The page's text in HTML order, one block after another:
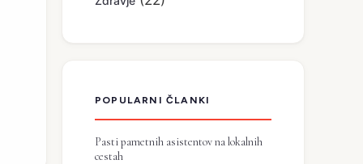
POPULARNI ČLANKI
Pasti pametnih asistentov na lokalnih
cestah